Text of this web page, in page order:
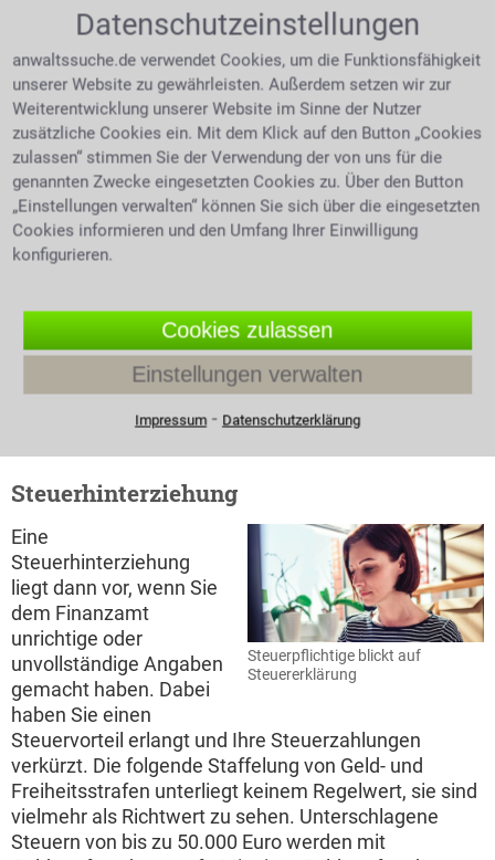
Steueranwalt mit Lupe auf
Münzen
Alle pflichtveranlagten
Steuerzahler müssen
jährlich eine
Steuererklärung
ausfüllen und an das
Finanzamt schicken.
Dieses prüft und erstellt
einen Steuerbescheid.
Dieser gibt Auskunft über zu viel oder zu wenig
entrichtete Steuer mit dem Hinweis der
Rückerstattung oder der Aufforderung zur
sind auch gegen den Steuerbescheid Rechtsmittel
möglich, zunächst per Einspruch, dann auf dem Wege
einer Klage. Die Tiefe des Steuerrechts ist nur schwer
zu durchleuchten, hier ist Fachwissen gefragt. Fragen
Sie einen Anwalt für Steuerrecht in Philippsburg zu
Steuerhinterziehung
Steuerpflichtige blickt auf
Steuererklärung
Eine
Steuerhinterziehung
liegt dann vor, wenn Sie
dem Finanzamt
unrichtige oder
unvollständige Angaben
gemacht haben. Dabei
haben Sie einen
Steuervorteil erlangt und Ihre Steuerzahlungen
verkürzt. Die folgende Staffelung von Geld- und
Freiheitsstrafen unterliegt keinem Regelwert, sie sind
vielmehr als Richtwert zu sehen. Unterschlagene
Steuern von bis zu 50.000 Euro werden mit
Datenschutzeinstellungen
anwaltssuche.de verwendet Cookies, um die Funktionsfähigkeit
unserer Website zu gewährleisten. Außerdem setzen wir zur
Weiterentwicklung unserer Website im Sinne der Nutzer
zusätzliche Cookies ein. Mit dem Klick auf den Button „Cookies
zulassen“ stimmen Sie der Verwendung der von uns für die
genannten Zwecke eingesetzten Cookies zu. Über den Button
„Einstellungen verwalten“ können Sie sich über die eingesetzten
Cookies informieren und den Umfang Ihrer Einwilligung
konfigurieren.
Cookies zulassen
Einstellungen verwalten
Impressum⁃ Datenschutzerklärung